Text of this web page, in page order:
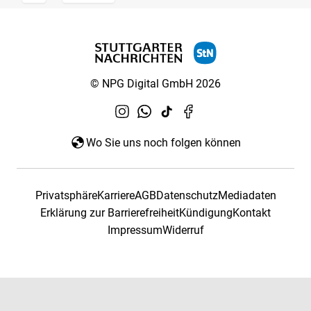
© NPG Digital GmbH 2026
Wo Sie uns noch folgen können
PrivatsphäreKarriereAGBDatenschutzMediadaten
Erklärung zur BarrierefreiheitKündigungKontakt
ImpressumWiderruf